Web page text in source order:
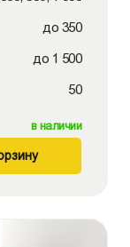
до 350
до 1 500
50
в наличии